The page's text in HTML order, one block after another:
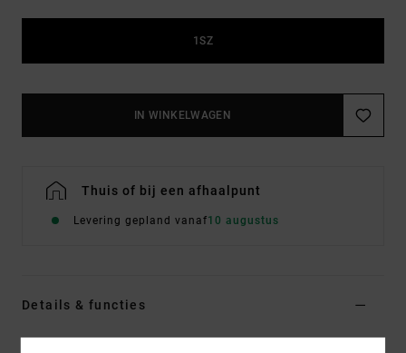
1SZ
IN WINKELWAGEN
Thuis of bij een afhaalpunt
Levering gepland vanaf10 augustus
Details & functies